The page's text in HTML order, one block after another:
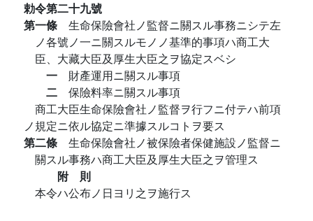
勅令第二十九號
第一條 生命保險會社ノ監督ニ關スル事務ニシテ左
ノ各號ノ一ニ關スルモノノ基準的事項ハ商工大
臣、大藏大臣及厚生大臣之ヲ協定スベシ
一 財產運用ニ關スル事項
二 保險料率ニ關スル事項
商工大臣生命保險會社ノ監督ヲ行フニ付テハ前項
ノ規定ニ依ル協定ニ準據スルコトヲ要ス
第二條 生命保險會社ノ被保險者保健施設ノ監督ニ
關スル事務ハ商工大臣及厚生大臣之ヲ管理ス
附 則
本令ハ公布ノ日ヨリ之ヲ施行ス